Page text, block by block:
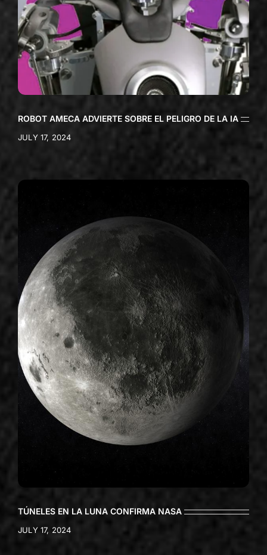
ROBOT AMECA ADVIERTE SOBRE EL PELIGRO DE LA IA
JULY 17, 2024
TÚNELES EN LA LUNA CONFIRMA NASA
JULY 17, 2024